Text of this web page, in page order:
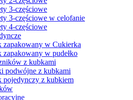
3-częściowe
3-częściowe w celofanie
4-częściowe
zapakowany w Cukierka
zapakowany w pudełko
z kubkami
podwójne z kubkami
pojedynczy z kubkiem